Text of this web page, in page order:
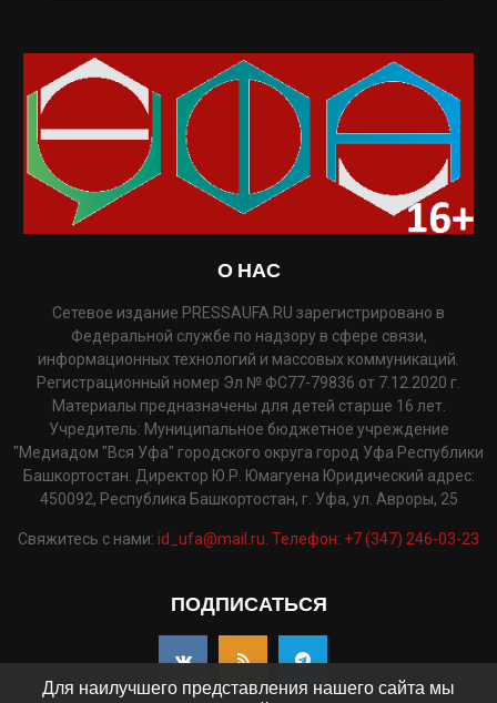
О НАС
Сетевое издание PRESSAUFA.RU зарегистрировано в
Федеральной службе по надзору в сфере связи,
информационных технологий и массовых коммуникаций.
Регистрационный номер Эл № ФС77-79836 от 7.12.2020 г.
Материалы предназначены для детей старше 16 лет.
Учредитель: Муниципальное бюджетное учреждение
"Медиадом "Вся Уфа" городского округа город Уфа Республики
Башкортостан. Директор Ю.Р. Юмагуена Юридический адрес:
450092, Республика Башкортостан, г. Уфа, ул. Авроры, 25
Свяжитесь с нами: id_ufa@mail.ru. Телефон: +7 (347) 246-03-23
ПОДПИСАТЬСЯ
Для наилучшего представления нашего сайта мы